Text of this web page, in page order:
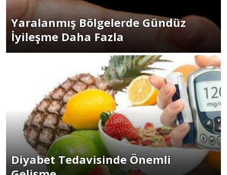
Yaralanmış Bölgelerde Gündüz
İyileşme Daha Fazla
Diyabet Tedavisinde Önemli